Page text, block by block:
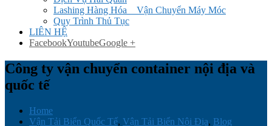
Lashing Hàng Hóa _ Vận Chuyển Máy Móc
Quy Trình Thủ Tục
LIÊN HỆ
FacebookYoutubeGoogle +
Công ty vận chuyển container nội địa và
quốc tế
Home
Vận Tải Biển Quốc Tế, Vận Tải Biển Nội Địa, Blog